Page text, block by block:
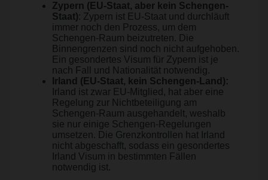
Zypern (EU-Staat, aber kein Schengen-
Staat): Zypern ist EU-Staat und durchläuft
immer noch den Prozess, um dem
Schengen-Raum beizutreten. Die
Binnengrenzen sind noch nicht aufgehoben.
Ein gesondertes Visum für Zypern ist je
nach Fall und Nationalität notwendig.
Irland (EU-Staat, kein Schengen-Land):
Irland ist zwar EU-Mitglied, hat aber eine
Regelung zur Nichtbeteiligung am
Schengen-Raum ausgehandelt, weshalb
sie nur einige Schengen-Regelungen
umsetzen. Die Grenzkontrollen hat Irland
nicht abgeschafft, sodass ein gesondertes
Irland Visum in bestimmten Fällen
notwendig ist.